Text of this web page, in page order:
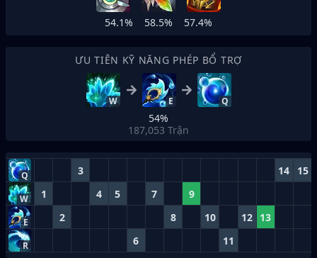
54.1% 58.5% 57.4%
ƯU TIÊN KỸ NĂNG PHÉP BỔ TRỢ
W E Q
54%
187,053 Trận
Q 3 14 15
W 1 4 5 7 9
E 2 8 10 12 13
R 6 11